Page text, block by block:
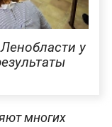
у
многих